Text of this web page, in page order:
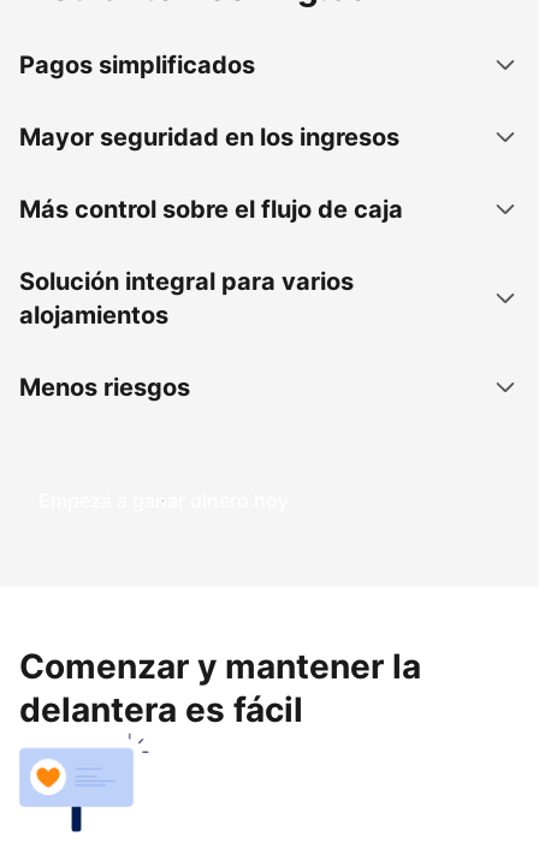
Pagos simplificados
Mayor seguridad en los ingresos
Más control sobre el flujo de caja
Solución integral para varios
alojamientos
Menos riesgos
Empezá a ganar dinero hoy
Comenzar y mantener la
delantera es fácil